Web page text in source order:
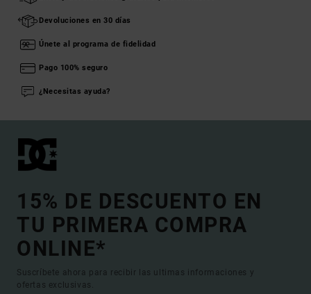
Devoluciones en 30 días
Únete al programa de fidelidad
Pago 100% seguro
¿Necesitas ayuda?
15% DE DESCUENTO EN
TU PRIMERA COMPRA
ONLINE*
Suscríbete ahora para recibir las ultimas informaciones y
ofertas exclusivas.